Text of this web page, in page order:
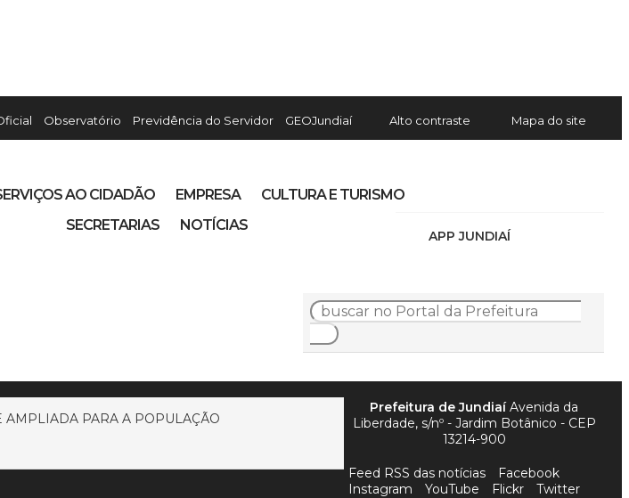
Observatório Previdência do Servidor GEOJundiaí Alto contraste Mapa do site
APP JUNDIAÍ
AO CIDADÃO EMPRESA
CULTURA E TURISMO
SECRETARIAS
NOTÍCIAS
AMPLIADA PARA A POPULAÇÃO
Prefeitura de JundiaíAvenida da
Liberdade, s/nº - Jardim Botânico - CEP
13214-900
Feed RSS das notícias
Facebook
Instagram
YouTube Flickr Twitter